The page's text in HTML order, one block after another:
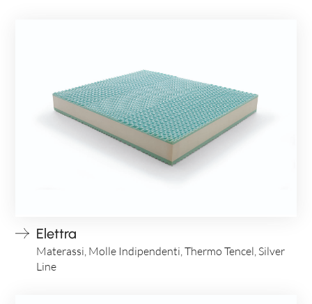
Elettra
Materassi, Molle Indipendenti, Thermo Tencel, Silver
Line